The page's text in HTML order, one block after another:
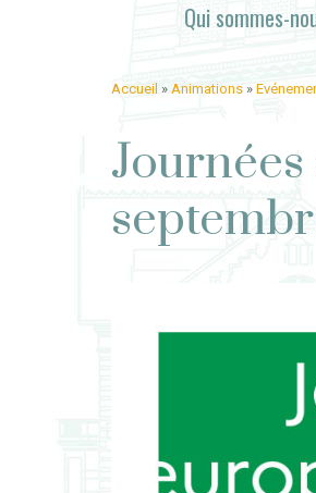
Qui sommes-
Accueil » Animations »